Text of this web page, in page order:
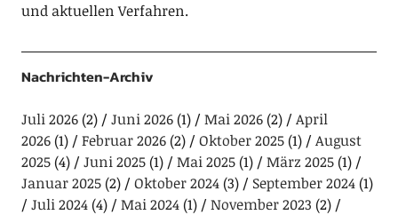
und aktuellen Verfahren.
Nachrichten-Archiv
Juli 2026(2) Juni 2026(1) Mai 2026(2)
April
2026(1) Februar 2026(2) Oktober 2025(1)
August
2025(4) Juni 2025(1) Mai 2025(1) März 2025(1)
Januar 2025(2) Oktober 2024(3) September 2024(1)
Juli 2024(4) Mai 2024(1) November 2023 (2)